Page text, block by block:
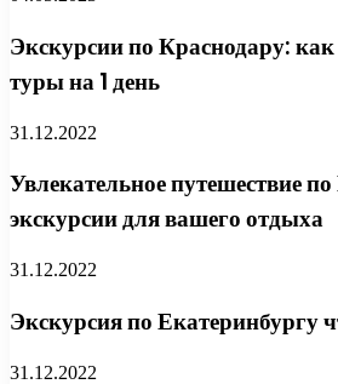
Экскурсии по Краснодару:
туры на 1 день
31.12.2022
Увлекательное путешествие
экскурсии для вашего отдыха
31.12.2022
Экскурсия по Екатеринбургу
31.12.2022